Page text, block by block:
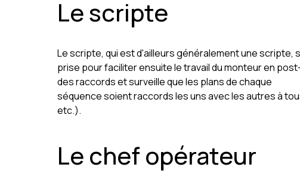
Le scripte
Le scripte, qui est d'ailleurs généralement une scripte,
prise pour faciliter ensuite le travail du monteur en
des raccords et surveille que les plans de chaque
séquence soient raccords les uns avec les autres à
etc.).
Le chef opérateur